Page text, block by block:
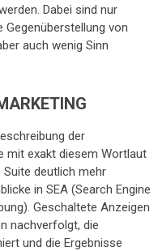
Dabei sind nur
Gegenüberstellung von
auch wenig Sinn
der
mit exakt diesem Wortlaut
deutlich mehr
in SEA (Search Engine
Geschaltete Anzeigen
nachverfolgt, die
und die Ergebnisse